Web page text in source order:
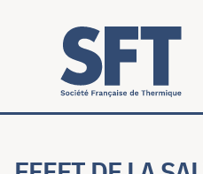
Aller au contenu principal